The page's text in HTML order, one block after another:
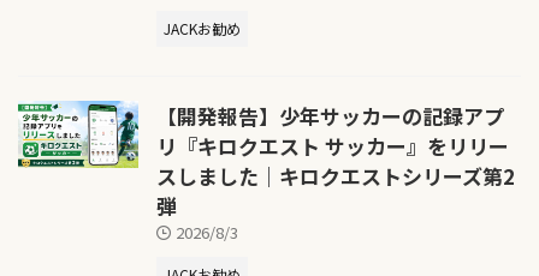
JACKお勧め
【開発報告】少年サッカーの記録アプ
リ『キロクエスト サッカー』をリリー
スしました｜キロクエストシリーズ第2
弾
2026/8/3